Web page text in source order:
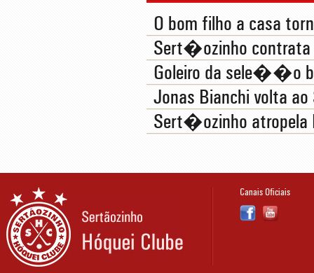
O bom filho a casa
Sert�ozinho contrata
Goleiro da sele��o
Jonas Bianchi volta
Sert�ozinho atropela
Canais Oficiais